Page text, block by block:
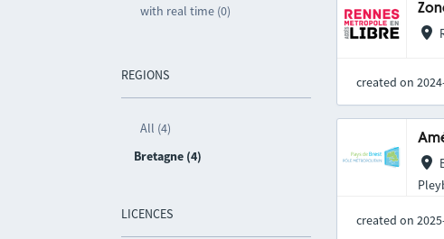
with real time (0)
REGIONS
All (4)
Bretagne (4)
LICENCES
created on
created on